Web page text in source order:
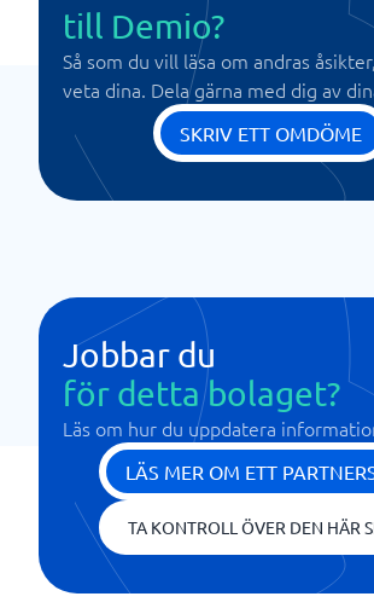
till Demio?
Så som du vill läsa om andras
veta dina. Dela gärna med dig av
SKRIV ETT OMDÖME
Jobbar du
för detta bolaget?
Läs om hur du uppdatera
LÄS MER OM ETT
TA KONTROLL ÖVER DEN HÄR